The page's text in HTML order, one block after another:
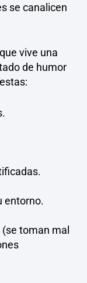
se canalicen
vive una
de humor
entorno.
toman mal